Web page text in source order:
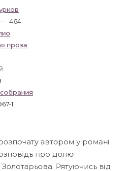
464
проза
1
автором у романі
про долю
Золотарьова. Рятуючись від